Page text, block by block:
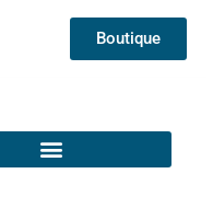
Boutique